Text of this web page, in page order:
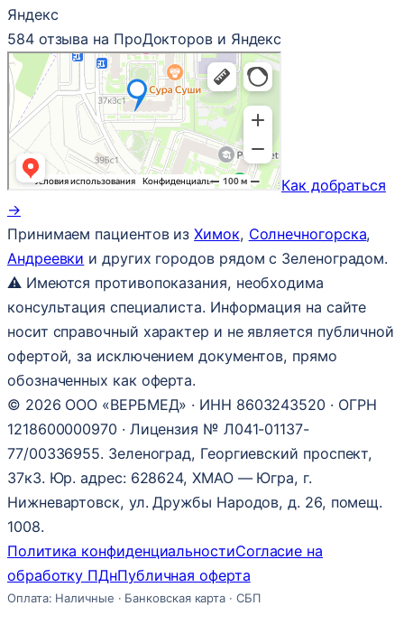
Яндекс
584 отзыва на ПроДокторов и Яндекс
Как добраться
→
Принимаем пациентов изХимок, Солнечногорска,
Андреевки и других городов рядом с Зеленоградом.
⚠ Имеются противопоказания, необходима
консультация специалиста. Информация на сайте
носит справочный характер и не является публичной
офертой, за исключением документов, прямо
обозначенных как оферта.
© 2026 ООО «ВЕРБМЕД» · ИНН 8603243520 · ОГРН
1218600000970 · Лицензия № Л041-01137-
77/00336955. Зеленоград, Георгиевский проспект,
37к3. Юр. адрес: 628624, ХМАО — Югра, г.
Нижневартовск, ул. Дружбы Народов, д. 26, помещ.
1008.
Политика конфиденциальностиСогласие на
обработку ПДнПубличная оферта
Оплата: Наличные · Банковская карта · СБП